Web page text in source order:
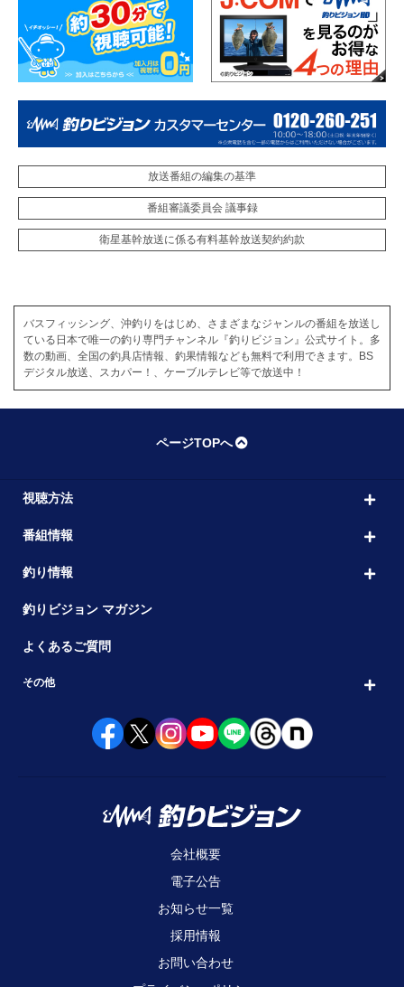
放送番組の編集の基準
番組審議委員会 議事録
衛星基幹放送に係る有料基幹放送契約約款
バスフィッシング、沖釣りをはじめ、さまざまなジャンルの番組を放送し
ている日本で唯一の釣り専門チャンネル『釣りビジョン』公式サイト。多
数の動画、全国の釣具店情報、釣果情報なども無料で利用できます。BS
デジタル放送、スカパー！、ケーブルテレビ等で放送中！
ページTOPへ
視聴方法
番組情報
釣り情報
釣りビジョン マガジン
よくあるご質問
その他
会社概要
電子公告
お知らせ一覧
採用情報
お問い合わせ